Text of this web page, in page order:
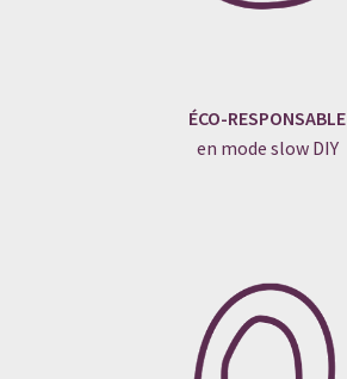
ÉCO-RESPONSABLE
en mode slow DIY